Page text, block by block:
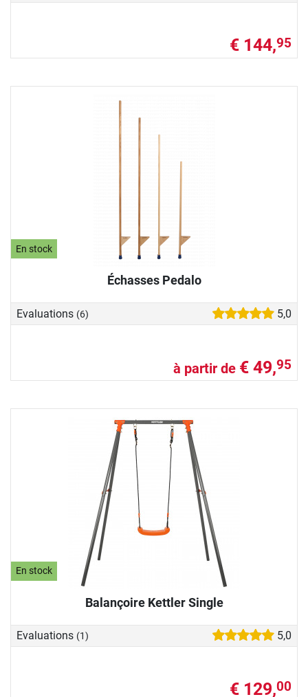
€ 144,95
En stock
Échasses Pedalo
Evaluations (6) 5,0
à partir de € 49,95
En stock
Balançoire Kettler Single
Evaluations (1) 5,0
€ 129,00